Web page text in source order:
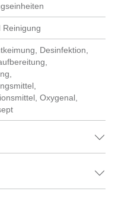
Reinigung
Desinfektion,
Oxygenal,